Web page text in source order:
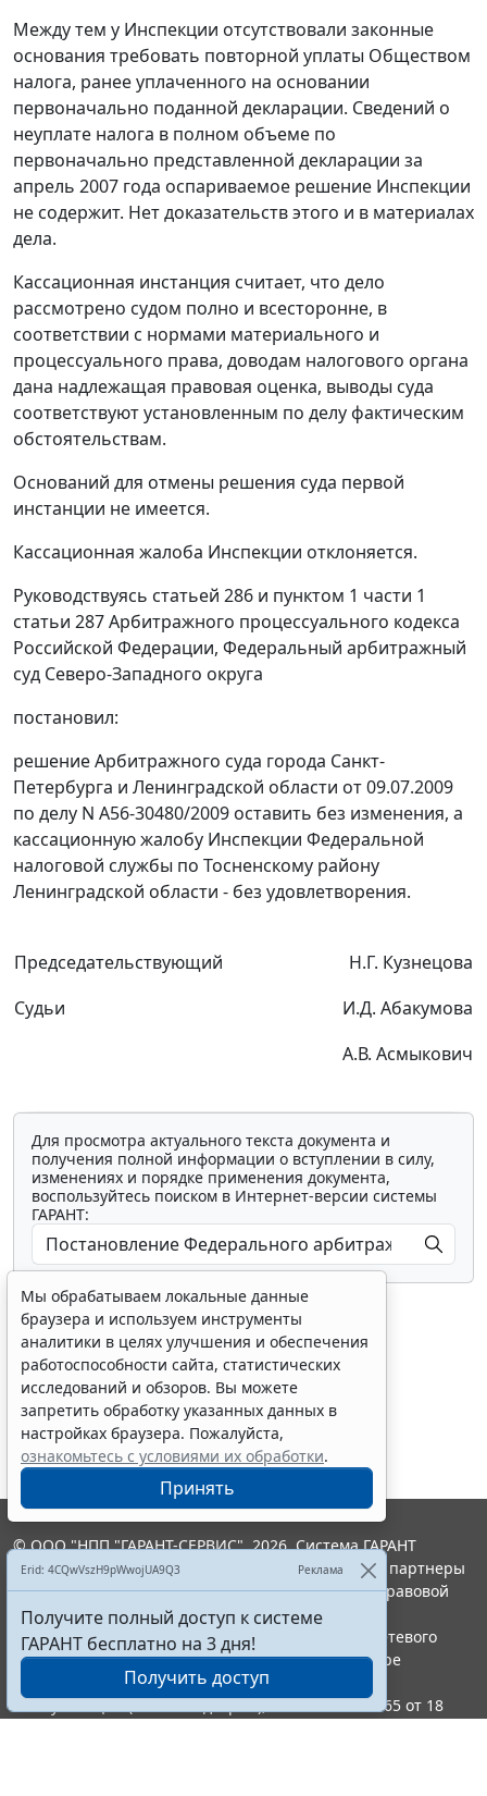
Между тем у Инспекции отсутствовали законные
основания требовать повторной уплаты Обществом
налога, ранее уплаченного на основании
первоначально поданной декларации. Сведений о
неуплате налога в полном объеме по
первоначально представленной декларации за
апрель 2007 года оспариваемое решение Инспекции
не содержит. Нет доказательств этого и в материалах
дела.
Кассационная инстанция считает, что дело
рассмотрено судом полно и всесторонне, в
соответствии с нормами материального и
процессуального права, доводам налогового органа
дана надлежащая правовая оценка, выводы суда
соответствуют установленным по делу фактическим
обстоятельствам.
Оснований для отмены решения суда первой
инстанции не имеется.
Кассационная жалоба Инспекции отклоняется.
Руководствуясь статьей 286 и пунктом 1 части 1
статьи 287Арбитражного процессуального кодекса
Российской Федерации, Федеральный арбитражный
суд Северо-Западного округа
постановил:
решение Арбитражного суда города Санкт-
Петербурга и Ленинградской области от 09.07.2009
по делу N А56-30480/2009 оставить без изменения, а
кассационную жалобу Инспекции Федеральной
налоговой службы по Тосненскому району
Ленинградской области - без удовлетворения.
Председательствующий
Н.Г. Кузнецова
Судьи
И.Д. Абакумова
А.В. Асмыкович
Для просмотра актуального текста документа и
получения полной информации о вступлении в силу,
изменениях и порядке применения документа,
воспользуйтесь поиском в Интернет-версии системы
ГАРАНТ:
Показать все материалы
Мы обрабатываем локальные данные
браузера и используем инструменты
аналитики в целях улучшения и обеспечения
работоспособности сайта, статистических
исследований и обзоров. Вы можете
запретить обработку указанных данных в
настройках браузера. Пожалуйста,
ознакомьтесь с условиями их обработки.
Принять
Erid: 4CQwVszH9pWwojUA9Q3 Реклама
Получите полный доступ к системе
ГАРАНТ бесплатно на 3 дня!
Получить доступ
© ООО "НПП "ГАРАНТ-СЕРВИС", 2026. Система ГАРАНТ
выпускается с 1990 года. Компания "Гарант" и ее партнеры
являются участниками Российской ассоциации правовой
информации ГАРАНТ.
Портал ГАРАНТ.РУ зарегистрирован в качестве сетевого
издания Федеральной службой по надзору в сфере
связи,информационных технологий и массовых
коммуникаций (Роскомнадзором), Эл № ФС77-58365 от 18